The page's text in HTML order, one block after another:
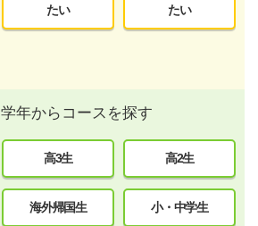
たい
たい
学年からコースを探す
高3生 高2生
海外帰国生 小・中学生